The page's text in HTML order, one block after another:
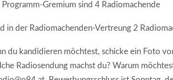
Programm-Gremium sind 4 Radiomachende
in der Radiomachenden-Vertreung 2
du kandidieren möchtest, schicke ein Foto
Radiosendung machst du? Warum